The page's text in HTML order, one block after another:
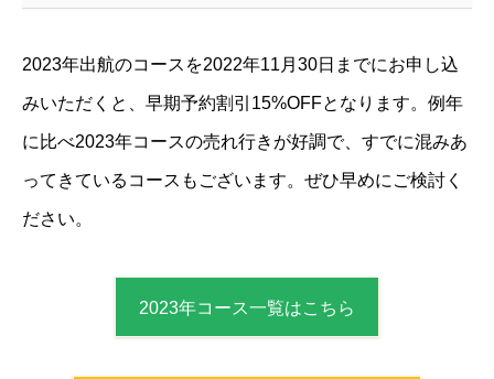
2023年出航のコースを2022年11月30日までにお申し込
みいただくと、早期予約割引15%OFFとなります。 例年
に比べ2023年コースの売れ行きが好調で、 すでに混みあ
ってきているコースもございます。 ぜひ早めにご検討く
ださい。
2023年コース一覧はこちら